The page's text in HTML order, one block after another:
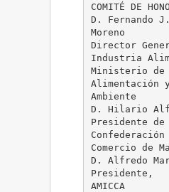
COMITÉ DE
D. Fernando
Moreno
Director
Industria
Ministerio
Alimentación
Ambiente
D. Hilario
Presidente
Confederación
Comercio de
D. Alfredo
Presidente,
AMICCA